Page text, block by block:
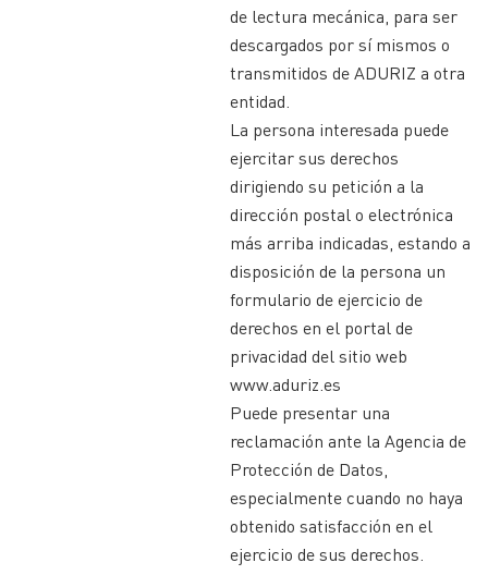
de lectura mecánica, para ser
descargados por sí mismos o
transmitidos de ADURIZ a otra
entidad.
La persona interesada puede
ejercitar sus derechos
dirigiendo su petición a la
dirección postal o electrónica
más arriba indicadas, estando a
disposición de la persona un
formulario de ejercicio de
derechos en el portal de
privacidad del sitio web
www.aduriz.es
Puede presentar una
reclamación ante la Agencia de
Protección de Datos,
especialmente cuando no haya
obtenido satisfacción en el
ejercicio de sus derechos.